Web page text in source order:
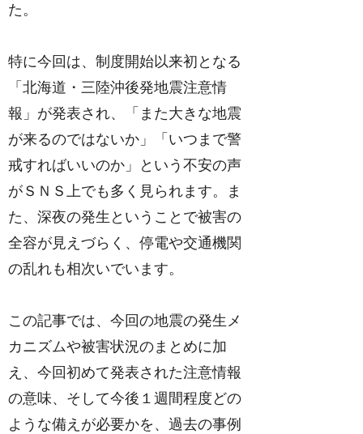
た。
特に今回は、制度開始以来初となる
「北海道・三陸沖後発地震注意情
報」が発表され、「また大きな地震
が来るのではないか」「いつまで警
戒すればいいのか」という不安の声
がＳＮＳ上でも多く見られます。ま
た、深夜の発生ということで被害の
全容が見えづらく、停電や交通機関
の乱れも相次いでいます。
この記事では、今回の地震の発生メ
カニズムや被害状況のまとめに加
え、今回初めて発表された注意情報
の意味、そして今後１週間程度どの
ような備えが必要かを、過去の事例